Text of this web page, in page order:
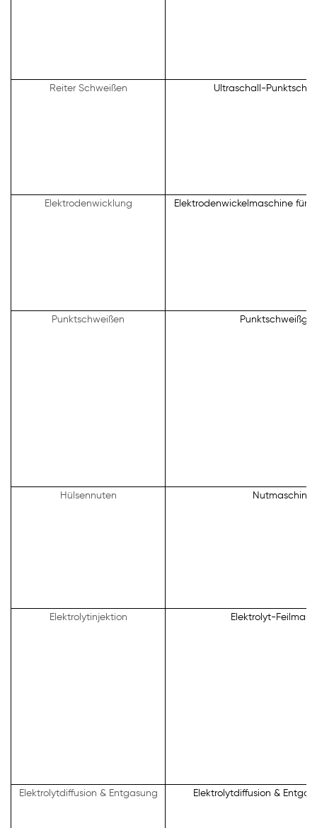
Reiter Schweißen Ultraschall-
Elektrodenwicklung Elektrodenwickelmaschine für
Punktschweißen
Hülsennuten Nutmaschine
Elektrolytinjektion Elektrolyt-
Elektrolytdiffusion & Entgasung Elektrolytdiffusion &